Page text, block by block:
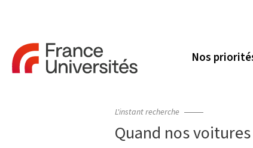
Nos
L'instant recherche
Quand nos